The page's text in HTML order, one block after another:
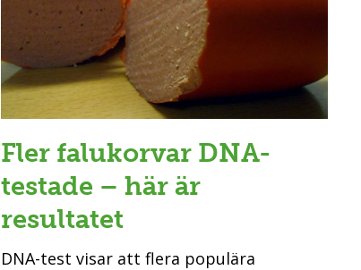
Fler falukorvar DNA-
testade – här är
resultatet
DNA-test visar att flera populära